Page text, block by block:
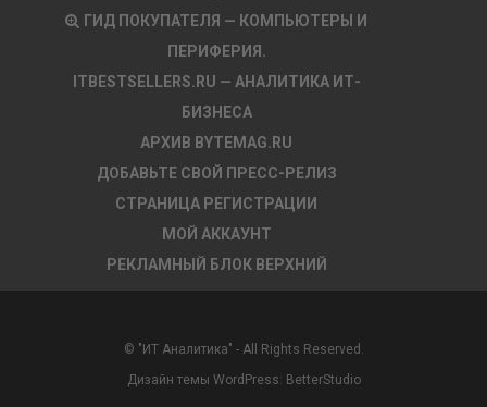
ГИД ПОКУПАТЕЛЯ — КОМПЬЮТЕРЫ И
ПЕРИФЕРИЯ.
ITBESTSELLERS.RU — АНАЛИТИКА ИТ-
БИЗНЕСА
АРХИВ BYTEMAG.RU
ДОБАВЬТЕ СВОЙ ПРЕСС-РЕЛИЗ
СТРАНИЦА РЕГИСТРАЦИИ
МОЙ АККАУНТ
РЕКЛАМНЫЙ БЛОК ВЕРХНИЙ
© "ИТ Аналитика" - All Rights Reserved.
Дизайн темы WordPress: BetterStudio